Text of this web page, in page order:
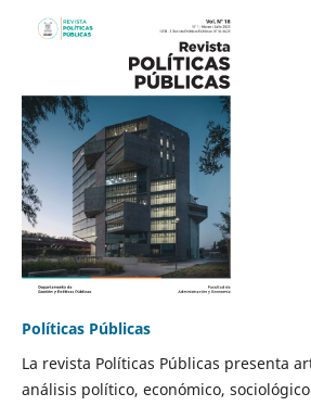
Políticas Públicas
La revista Políticas Públicas presenta
análisis político, económico,